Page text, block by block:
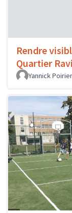
Rendre
Quartier
Yannick Poirier